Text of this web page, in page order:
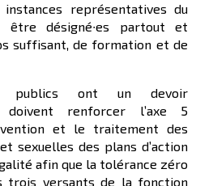
instances représentatives du
être désigné∙es partout et
suffisant, de formation et de
publics ont un devoir
doivent renforcer l’axe 5
et le traitement des
sexuelles des plans d’action
afin que la tolérance zéro
trois versants de la fonction